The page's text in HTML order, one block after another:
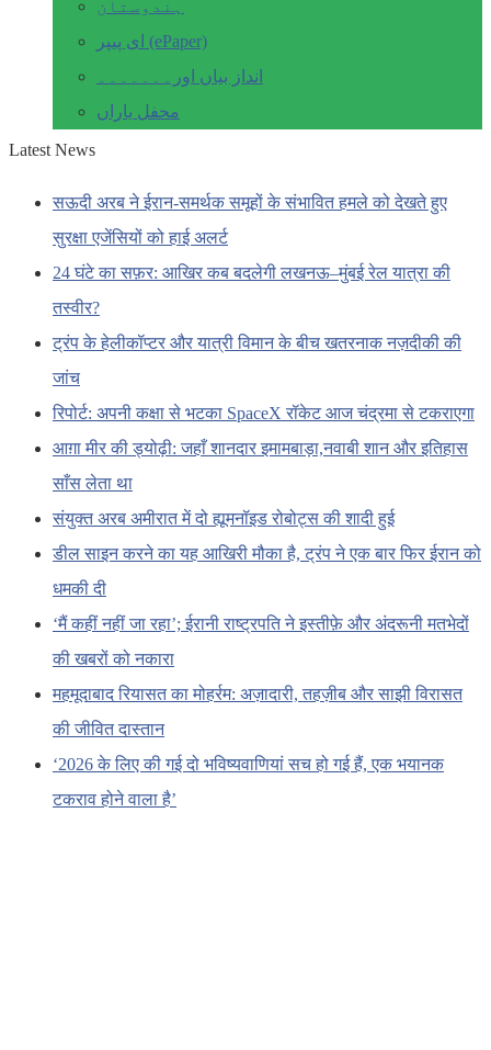
ہندوستان
ای پیپر (ePaper)
انداز بیاں اور۔۔۔۔۔۔۔
محفل یاراں
Latest News
सऊदी अरब ने ईरान-समर्थक समूहों के संभावित हमले को देखते हुए
सुरक्षा एजेंसियों को हाई अलर्ट
24 घंटे का सफ़र: आखिर कब बदलेगी लखनऊ–मुंबई रेल यात्रा की
तस्वीर?
ट्रंप के हेलीकॉप्टर और यात्री विमान के बीच खतरनाक नज़दीकी की
जांच
रिपोर्ट: अपनी कक्षा से भटका SpaceX रॉकेट आज चंद्रमा से टकराएगा
आग़ा मीर की ड्योढ़ी: जहाँ शानदार इमामबाड़ा,नवाबी शान और इतिहास
साँस लेता था
संयुक्त अरब अमीरात में दो ह्यूमनॉइड रोबोट्स की शादी हुई
डील साइन करने का यह आखिरी मौका है, ट्रंप ने एक बार फिर ईरान को
धमकी दी
‘मैं कहीं नहीं जा रहा’; ईरानी राष्ट्रपति ने इस्तीफ़े और अंदरूनी मतभेदों
की खबरों को नकारा
महमूदाबाद रियासत का मोहर्रम: अज़ादारी, तहज़ीब और साझी विरासत
की जीवित दास्तान
‘2026 के लिए की गई दो भविष्यवाणियां सच हो गई हैं, एक भयानक
टकराव होने वाला है’